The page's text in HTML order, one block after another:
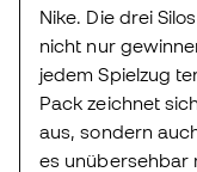
Nike. Die drei
nicht nur
jedem Spielzug
Pack zeichnet
aus, sondern
es unübersehbar